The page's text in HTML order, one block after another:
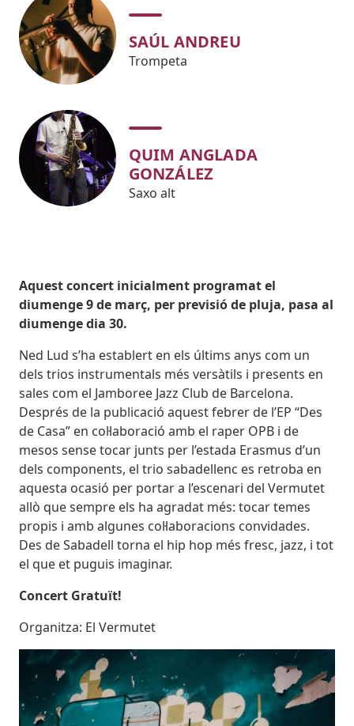
SAÚL ANDREU
Trompeta
QUIM ANGLADA
GONZÁLEZ
Saxo alt
Body
Aquest concert inicialment programat el
diumenge 9 de març, per previsió de pluja, pasa al
diumenge dia 30.
Ned Lud s’ha establert en els últims anys com un
dels trios instrumentals més versàtils i presents en
sales com el Jamboree Jazz Club de Barcelona.
Després de la publicació aquest febrer de l’EP “Des
de Casa” en col·laboració amb el raper OPB i de
mesos sense tocar junts per l’estada Erasmus d’un
dels components, el trio sabadellenc es retroba en
aquesta ocasió per portar a l’escenari del Vermutet
allò que sempre els ha agradat més: tocar temes
propis i amb algunes col·laboracions convidades.
Des de Sabadell torna el hip hop més fresc, jazz, i tot
el que et puguis imaginar.
Concert Gratuït!
Organitza: El Vermutet
Imatges
Image